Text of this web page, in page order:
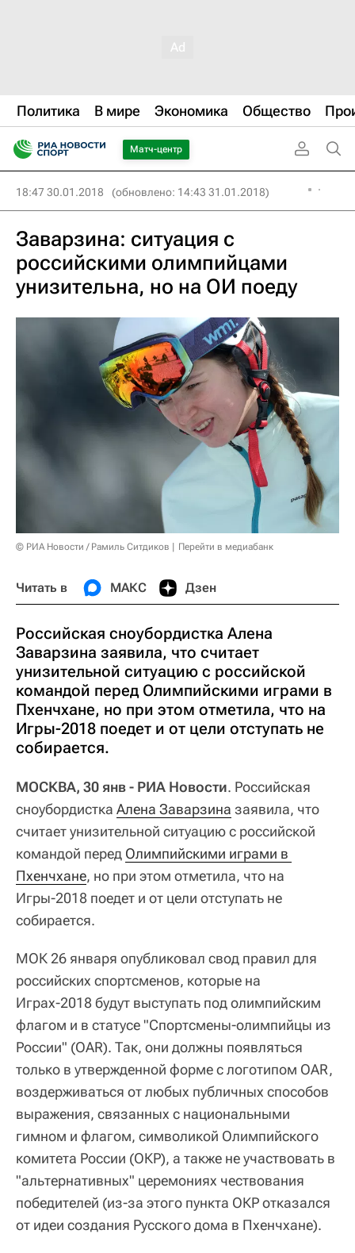
Политика В мире Экономика Общество
Матч-центр
18:47 30.01.2018 (обновлено: 14:43 31.01.2018)
Заварзина: ситуация с
российскими олимпийцами
унизительна, но на ОИ поеду
© РИА Новости / Рамиль Ситдиков Перейти в медиабанк
Читать в МАКС Дзен
Российская сноубордистка Алена
Заварзина заявила, что считает
унизительной ситуацию с российской
командой перед Олимпийскими играми в
Пхенчхане, но при этом отметила, что на
Игры-2018 поедет и от цели отступать не
собирается.
МОСКВА, 30 янв - РИА Новости. Российская
сноубордистка Алена Заварзина заявила, что
считает унизительной ситуацию с российской
командой перед Олимпийскими играми в
Пхенчхане, но при этом отметила, что на
Игры-2018 поедет и от цели отступать не
собирается.
МОК 26 января опубликовал свод правил для
российских спортсменов, которые на
Играх-2018 будут выступать под олимпийским
флагом и в статусе "Спортсмены-олимпийцы из
России" (OAR). Так, они должны появляться
только в утвержденной форме с логотипом OAR,
воздерживаться от любых публичных способов
выражения, связанных с национальными
гимном и флагом, символикой Олимпийского
комитета России (ОКР), а также не участвовать в
"альтернативных" церемониях чествования
победителей (из-за этого пункта ОКР отказался
от идеи создания Русского дома в Пхенчхане).